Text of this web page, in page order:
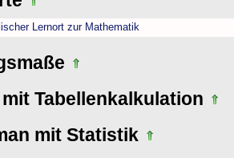
Lernort zur Mathematik
Tabellenkalkulation
mit Statistik